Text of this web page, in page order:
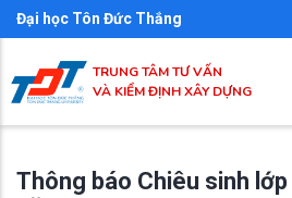
Nhảy
đến
nội
dung
Đại học Tôn Đức Thắng
TRUNG TÂM TƯ VẤN
VÀ KIỂM ĐỊNH XÂY DỰNG
Thông báo Chiêu sinh